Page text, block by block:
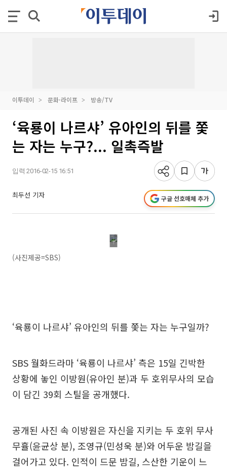
이투데이 문화·라이프 방송/TV
‘육룡이 나르샤’ 유아인의 뒤를 쫓
는 자는 누구?... 일촉즉발
입력 2016-02-15 16:51
최두선 기자 구글 선호매체 추가
(사진제공=SBS)
‘육룡이 나르샤’ 유아인의 뒤를 쫓는 자는 누구일까?
SBS 월화드라마 ‘육룡이 나르샤’ 측은 15일 긴박한
상황에 놓인 이방원(유아인 분)과 두 호위무사의 모습
이 담긴 39회 스틸을 공개했다.
공개된 사진 속 이방원은 자신을 지키는 두 호위 무사
무휼(윤균상 분), 조영규(민성욱 분)와 어두운 밤길을
걸어가고 있다. 인적이 드문 밤길, 스산한 기운이 느